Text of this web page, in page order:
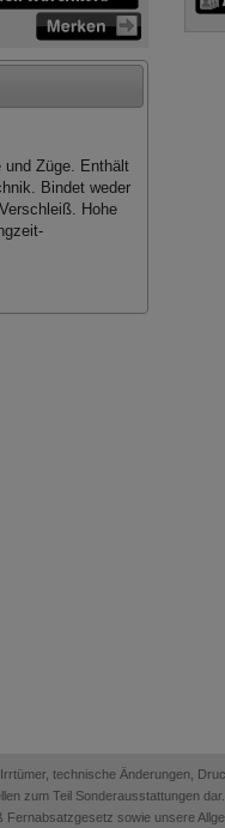
Züge. Enthält
Bindet weder
Hohe
technische Änderungen,
zum Teil Sonderausstattungen
sowie unsere